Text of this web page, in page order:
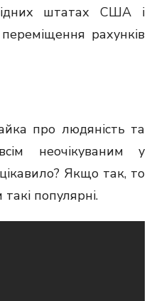
штатах США і
рахунків
про людяність та
неочікуваним у
Якщо так, то
популярні.